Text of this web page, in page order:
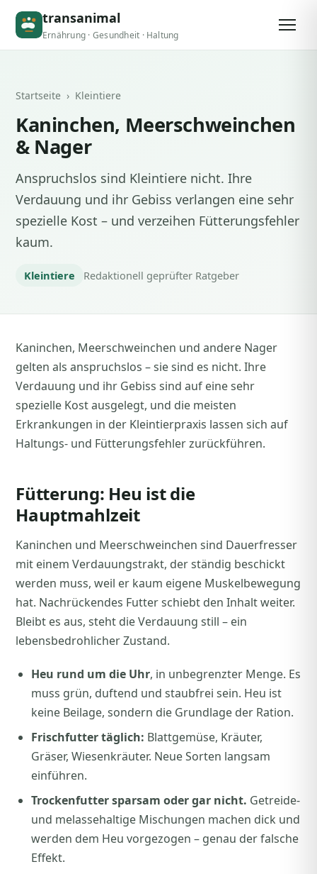
transanimal
Ernährung · Gesundheit · Haltung
Startseite › Kleintiere
Kaninchen, Meerschweinchen
& Nager
Anspruchslos sind Kleintiere nicht. Ihre
Verdauung und ihr Gebiss verlangen eine sehr
spezielle Kost – und verzeihen Fütterungsfehler
kaum.
Kleintiere Redaktionell geprüfter Ratgeber
Kaninchen, Meerschweinchen und andere Nager
gelten als anspruchslos – sie sind es nicht. Ihre
Verdauung und ihr Gebiss sind auf eine sehr
spezielle Kost ausgelegt, und die meisten
Erkrankungen in der Kleintierpraxis lassen sich auf
Haltungs- und Fütterungsfehler zurückführen.
Fütterung: Heu ist die
Hauptmahlzeit
Kaninchen und Meerschweinchen sind Dauerfresser
mit einem Verdauungstrakt, der ständig beschickt
werden muss, weil er kaum eigene Muskelbewegung
hat. Nachrückendes Futter schiebt den Inhalt weiter.
Bleibt es aus, steht die Verdauung still – ein
lebensbedrohlicher Zustand.
Heu rund um die Uhr, in unbegrenzter Menge. Es
muss grün, duftend und staubfrei sein. Heu ist
keine Beilage, sondern die Grundlage der Ration.
Frischfutter täglich: Blattgemüse, Kräuter,
Gräser, Wiesenkräuter. Neue Sorten langsam
einführen.
Trockenfutter sparsam oder gar nicht. Getreide-
und melassehaltige Mischungen machen dick und
werden dem Heu vorgezogen – genau der falsche
Effekt.